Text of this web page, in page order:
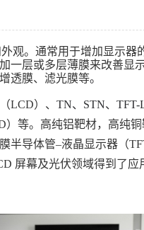
观。通常用于增加显示器
一层或多层薄膜来改善显
透膜、滤光膜等。
LCD）、 TN、STN、TFT-
）等。高纯铝靶材，高纯
半导体管–液晶显示器（
屏幕及光伏领域得到了应